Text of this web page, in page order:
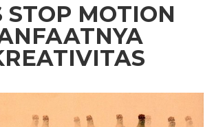
STOP MOTION